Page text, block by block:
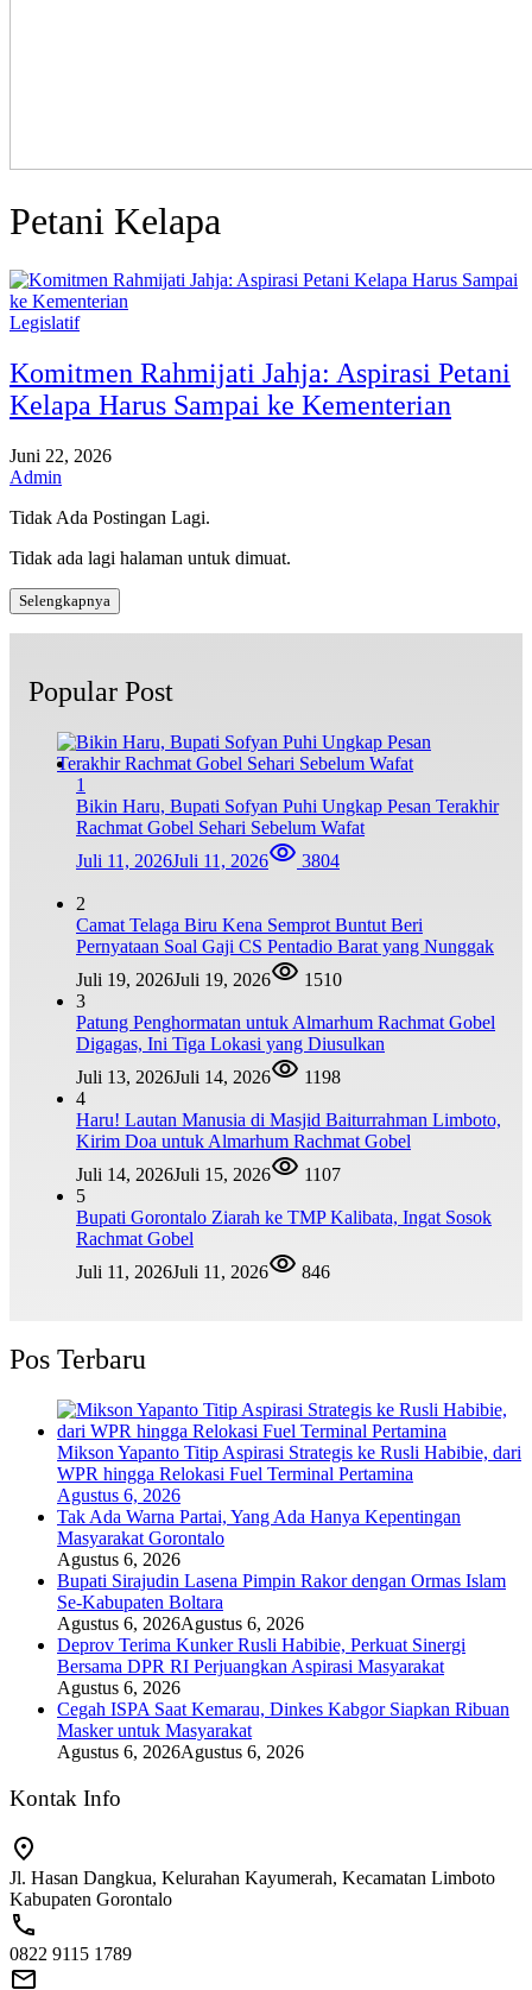
Petani Kelapa
Legislatif
Komitmen Rahmijati Jahja: Aspirasi Petani
Kelapa Harus Sampai ke Kementerian
Juni 22, 2026
Admin
Tidak Ada Postingan Lagi.
Tidak ada lagi halaman untuk dimuat.
Selengkapnya
Popular Post
1
Bikin Haru, Bupati Sofyan Puhi Ungkap Pesan Terakhir
Rachmat Gobel Sehari Sebelum Wafat
Juli 11, 2026Juli 11, 2026 3804
2
Camat Telaga Biru Kena Semprot Buntut Beri
Pernyataan Soal Gaji CS Pentadio Barat yang Nunggak
Juli 19, 2026Juli 19, 2026
1510
3
Patung Penghormatan untuk Almarhum Rachmat Gobel
Digagas, Ini Tiga Lokasi yang Diusulkan
Juli 13, 2026Juli 14, 2026
1198
4
Haru! Lautan Manusia di Masjid Baiturrahman Limboto,
Kirim Doa untuk Almarhum Rachmat Gobel
Juli 14, 2026Juli 15, 2026
1107
5
Bupati Gorontalo Ziarah ke TMP Kalibata, Ingat Sosok
Rachmat Gobel
Juli 11, 2026Juli 11, 2026 846
Pos Terbaru
Mikson Yapanto Titip Aspirasi Strategis ke Rusli Habibie, dari
WPR hingga Relokasi Fuel Terminal Pertamina
Agustus 6, 2026
Tak Ada Warna Partai, Yang Ada Hanya Kepentingan
Masyarakat Gorontalo
Agustus 6, 2026
Bupati Sirajudin Lasena Pimpin Rakor dengan Ormas Islam
Se-Kabupaten Boltara
Agustus 6, 2026Agustus 6, 2026
Deprov Terima Kunker Rusli Habibie, Perkuat Sinergi
Bersama DPR RI Perjuangkan Aspirasi Masyarakat
Agustus 6, 2026
Cegah ISPA Saat Kemarau, Dinkes Kabgor Siapkan Ribuan
Masker untuk Masyarakat
Agustus 6, 2026Agustus 6, 2026
Kontak Info
Jl. Hasan Dangkua, Kelurahan Kayumerah, Kecamatan Limboto
Kabupaten Gorontalo
0822 9115 1789